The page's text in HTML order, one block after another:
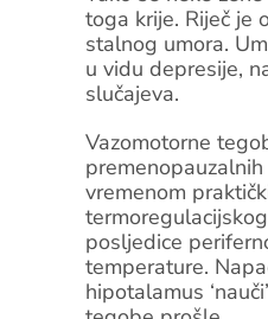
toga krije. Riječ je
stalnog umora.
u vidu depresije,
slučajeva.
Vazomotorne
vremenom
posljedice
temperature.
hipotalamus